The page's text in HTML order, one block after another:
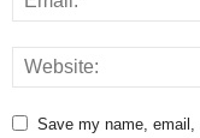
Save my name,